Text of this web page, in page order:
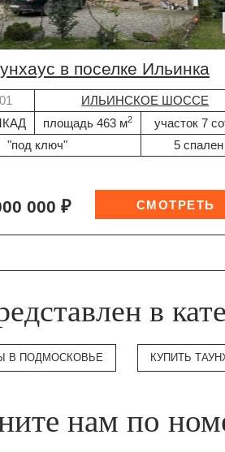
в поселке Ильинка
ИЛЬИНСКОЕ ШОССЕ
площадь 463 м2
участок 7
"под ключ"
5 спален
000 ₽
в
В ПОДМОСКОВЬЕ КУПИТЬ
нам по